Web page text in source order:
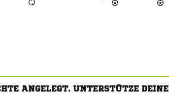
ANGELEGT. UNTERSTÜTZE